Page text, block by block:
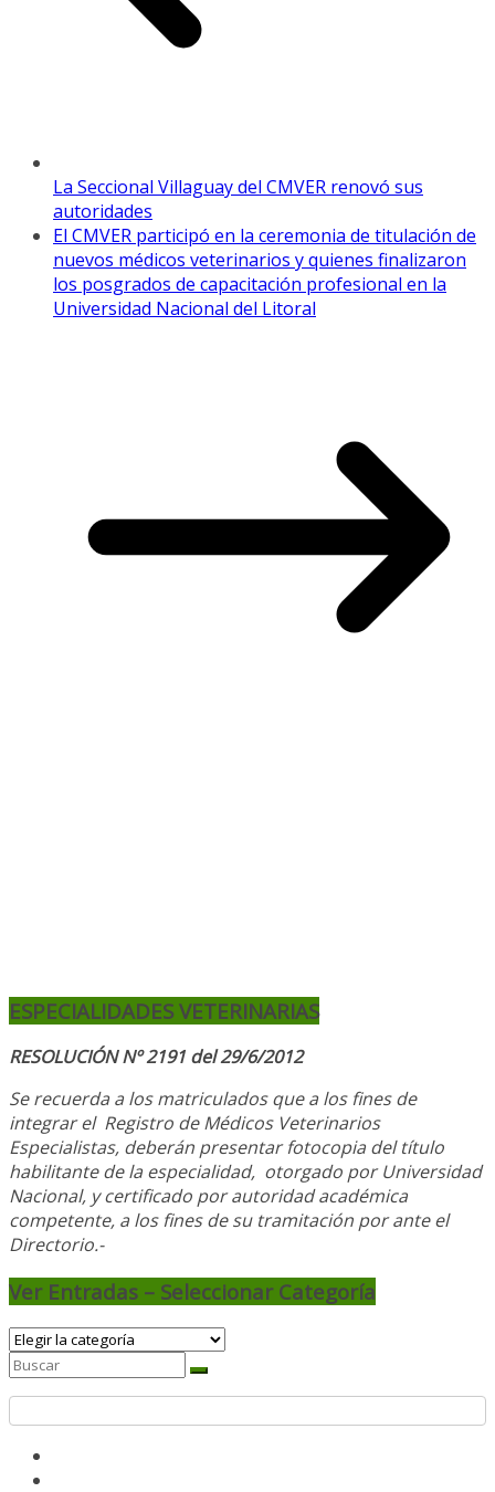
La Seccional Villaguay del CMVER renovó sus
autoridades
El CMVER participó en la ceremonia de titulación de
nuevos médicos veterinarios y quienes finalizaron
los posgrados de capacitación profesional en la
Universidad Nacional del Litoral
ESPECIALIDADES VETERINARIAS
RESOLUCIÓN Nº 2191 del 29/6/2012
Se recuerda a los matriculados que a los fines de
integrar el Registro de Médicos Veterinarios
Especialistas, deberán presentar fotocopia del título
habilitante de la especialidad, otorgado por Universidad
Nacional, ycertificado por autoridad académica
competente, a los fines de su tramitación por ante el
Directorio.-
Ver Entradas – Seleccionar Categoría
Ver
Entradas
–
Categoría